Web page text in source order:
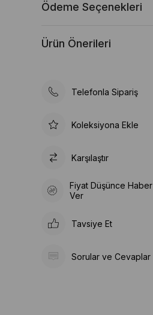
Ödeme Seçenekleri
Ürün Önerileri
Telefonla Sipariş
Koleksiyona Ekle
Karşılaştır
Fiyat Düşünce Haber
Ver
Tavsiye Et
Sorular ve Cevaplar